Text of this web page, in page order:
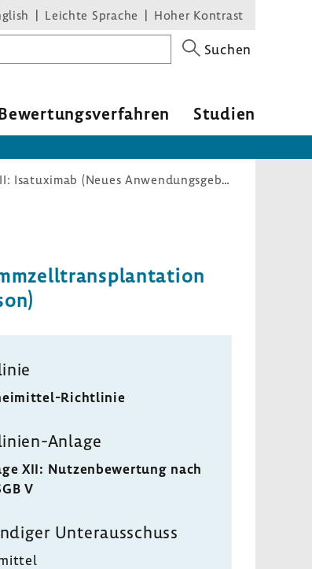
Leichte Sprache Hoher Kontrast
Suchen
Studien
Arzneimittel-Richtlinie/Anlage XII: Isatuximab (Neues Anwendungsgebiet: Multiples Myelom, Erstlinie, Stammzelltransplantation ungeeignet, Kombination mit Bortezomib, Lenalidomid und Dexamethason)
​Richtlinie
​Anlage
XII: Nutzen­be­wer­tung nach
V
Unter­aus­schuss